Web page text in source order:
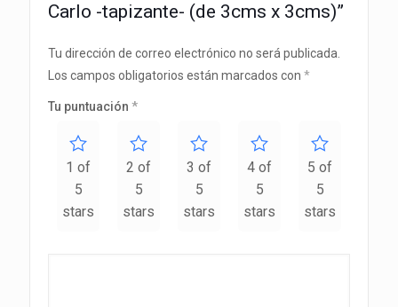
Carlo -tapizante- (de 3cms x 3cms)”
Tu dirección de correo electrónico no será publicada.
Los campos obligatorios están marcados con *
Tu puntuación *
1 of
5
stars
2 of
5
stars
3 of
5
stars
4 of
5
stars
5 of
5
stars